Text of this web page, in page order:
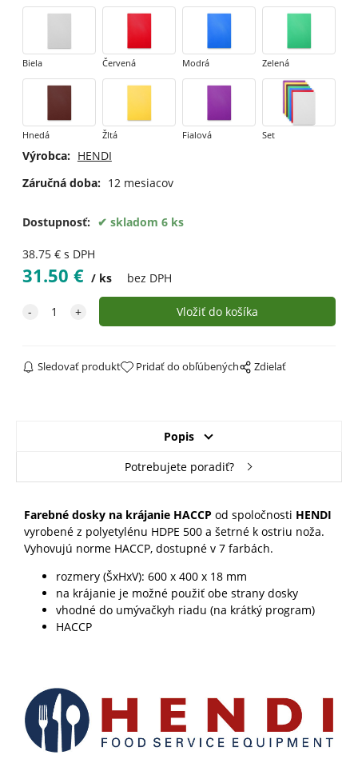
Biela Červená Modrá Zelená
Hnedá Žltá Fialová Set
Výrobca: HENDI
Záručná doba: 12 mesiacov
Dostupnosť: skladom 6 ks
38.75€ s DPH
31.50 € ks bez DPH
Sledovať produkt Pridať do obľúbených Zdielať
Popis
Potrebujete poradiť?
Farebné dosky na krájanie HACCP od spoločnosti HENDI
vyrobené z polyetylénu HDPE 500 a šetrné k ostriu noža.
Vyhovujú norme HACCP, dostupné v 7 farbách.
rozmery (ŠxHxV): 600 x 400 x 18 mm
na krájanie je možné použiť obe strany dosky
vhodné do umývačkyh riadu (na krátký program)
HACCP